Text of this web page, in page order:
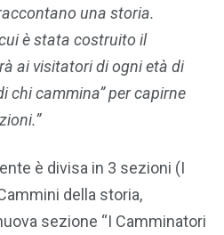
una storia.
cui è stata costruito il
ai visitatori di ogni età di
chi cammina” per capirne
è divisa in 3 sezioni (I
della storia,
sezione “I Camminatori